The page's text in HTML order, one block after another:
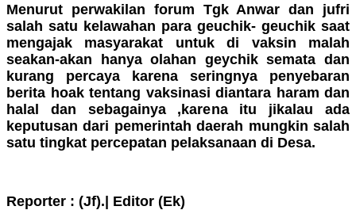
Menurut perwakilan forum Tgk Anwar dan jufri
salah satu kelawahan para geuchik- geuchik saat
mengajak masyarakat untuk di vaksin malah
seakan-akan hanya olahan geychik semata dan
kurang percaya karena seringnya penyebaran
berita hoak tentang vaksinasi diantara haram dan
halal dan sebagainya ,karena itu jikalau ada
keputusan dari pemerintah daerah mungkin salah
satu tingkat percepatan pelaksanaan di Desa.
Reporter : (Jf).| Editor (Ek)